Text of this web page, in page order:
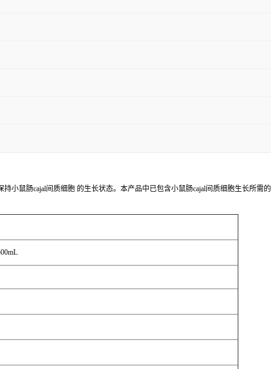
小鼠肠cajal间质细胞 的生长状态。本产品中已包含小鼠肠cajal间质细胞生长所